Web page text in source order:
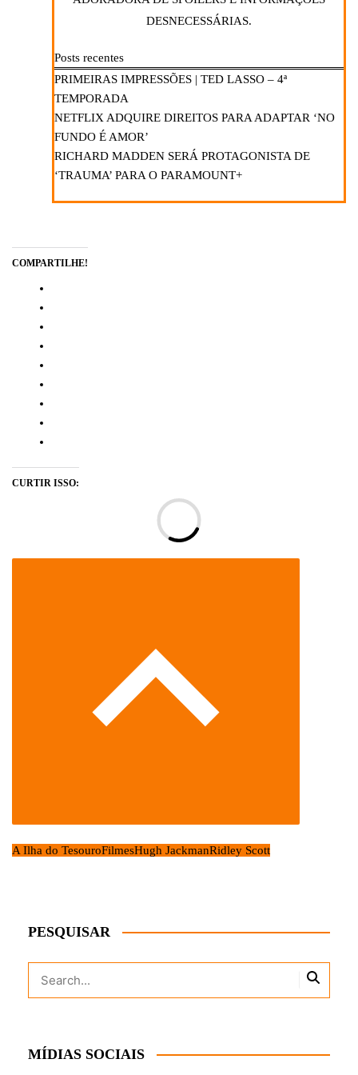
DESNECESSÁRIAS.
Posts recentes
PRIMEIRAS IMPRESSÕES | TED LASSO – 4ª
TEMPORADA
NETFLIX ADQUIRE DIREITOS PARA ADAPTAR ‘NO
FUNDO É AMOR’
RICHARD MADDEN SERÁ PROTAGONISTA DE
‘TRAUMA’ PARA O PARAMOUNT+
COMPARTILHE!
CURTIR ISSO:
A Ilha do TesouroFilmesHugh JackmanRidley Scott
PESQUISAR
MÍDIAS SOCIAIS